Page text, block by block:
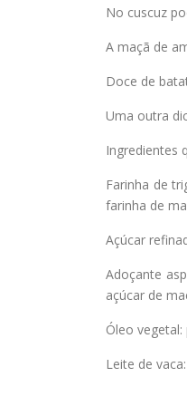
No cuscuz
A maçã de
Doce de
Uma outra
Ingredientes
Farinha de
farinha de
Açúcar
Adoçante
açúcar de
Óleo
Leite de